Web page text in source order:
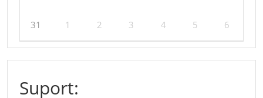
31 1 2 3 4 5 6
Suport: